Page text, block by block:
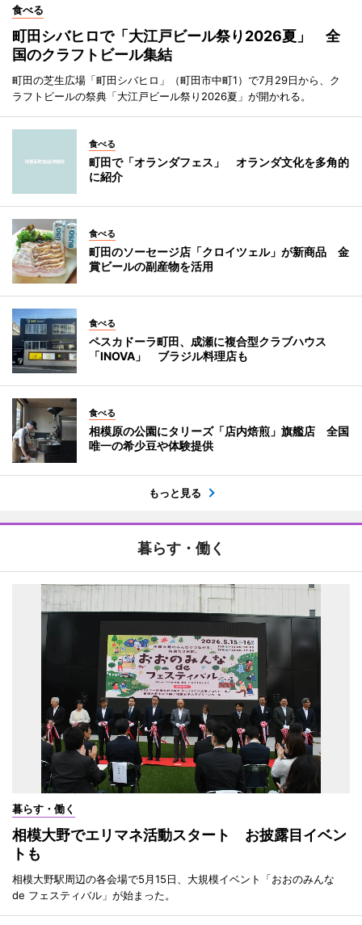
食べる
町田シバヒロで「大江戸ビール祭り2026夏」 全
国のクラフトビール集結
町田の芝生広場「町田シバヒロ」（町田市中町1）で7月29日から、ク
ラフトビールの祭典「大江戸ビール祭り2026夏」が開かれる。
食べる
町田で「オランダフェス」 オランダ文化を多角的
に紹介
食べる
町田のソーセージ店「クロイツェル」が新商品 金
賞ビールの副産物を活用
食べる
ペスカドーラ町田、成瀬に複合型クラブハウス
「INOVA」 ブラジル料理店も
食べる
相模原の公園にタリーズ「店内焙煎」旗艦店 全国
唯一の希少豆や体験提供
もっと見る
暮らす・働く
暮らす・働く
相模大野でエリマネ活動スタート お披露目イベン
トも
相模大野駅周辺の各会場で5月15日、大規模イベント「おおのみんな
de フェスティバル」が始まった。